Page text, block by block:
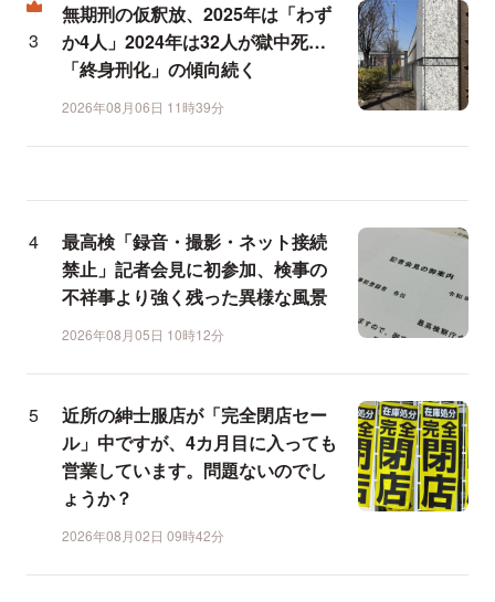
無期刑の仮釈放、2025年は「わず
か4人」2024年は32人が獄中死…
「終身刑化」の傾向続く
2026年08月06日 11時39分
最高検「録音・撮影・ネット接続
禁止」記者会見に初参加、検事の
不祥事より強く残った異様な風景
2026年08月05日 10時12分
近所の紳士服店が「完全閉店セー
ル」中ですが、4カ月目に入っても
営業しています。問題ないのでし
ょうか？
2026年08月02日 09時42分